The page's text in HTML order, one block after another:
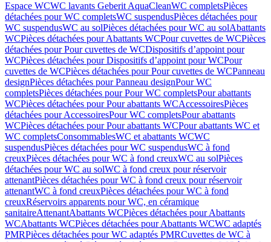
Espace WCWC lavants Geberit AquaCleanWC completsPièces
détachées pour WC completsWC suspendusPièces détachées pour
WC suspendusWC au solPièces détachées pour WC au solAbattants
WCPièces détachées pour Abattants WCPour cuvettes de WCPièces
détachées pour Pour cuvettes de WCDispositifs d’appoint pour
WCPièces détachées pour Dispositifs d’appoint pour WCPour
cuvettes de WCPièces détachées pour Pour cuvettes de WCPanneau
designPièces détachées pour Panneau designPour WC
completsPièces détachées pour Pour WC completsPour abattants
WCPièces détachées pour Pour abattants WCAccessoiresPièces
détachées pour AccessoiresPour WC completsPour abattants
WCPièces détachées pour Pour abattants WCPour abattants WC et
WC completsConsommablesWC et abattants WCWC
suspendusPièces détachées pour WC suspendusWC à fond
creuxPièces détachées pour WC à fond creuxWC au solPièces
détachées pour WC au solWC à fond creux pour réservoir
attenantPièces détachées pour WC à fond creux pour réservoir
attenantWC à fond creuxPièces détachées pour WC à fond
creuxRéservoirs apparents pour WC, en céramique
sanitaireAttenantAbattants WCPièces détachées pour Abattants
WCAbattants WCPièces détachées pour Abattants WCWC adaptés
PMRPièces détachées pour WC adaptés PMRCuvettes de WC à